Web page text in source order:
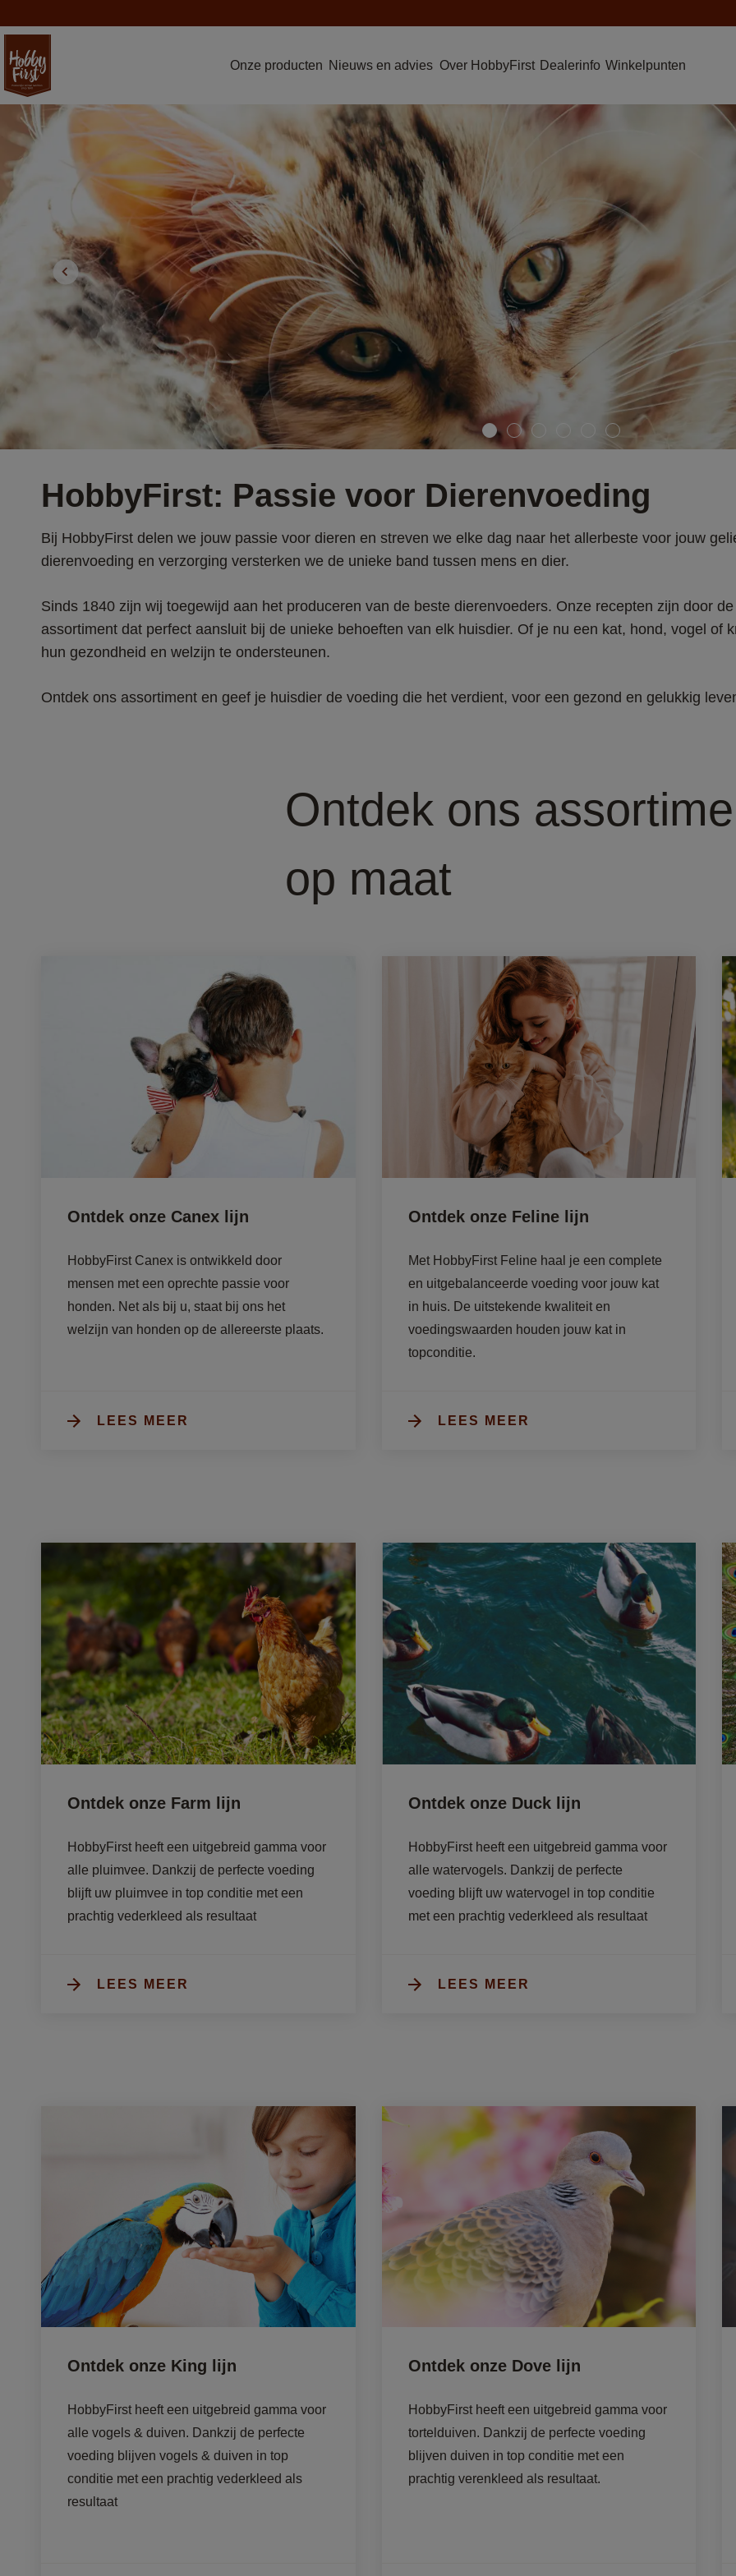
Onze producten Nieuws en advies Over HobbyFirst Dealerinfo Winkelpunten
HobbyFirst: Passie voor Dierenvoeding
Bij HobbyFirst delen we jouw passie voor dieren en streven we elke dag naar het allerbeste voor jouw
dierenvoeding en verzorging versterken we de unieke band tussen mens en dier.
Sinds 1840 zijn wij toegewijd aan het produceren van de beste dierenvoeders. Onze recepten zijn door
assortiment dat perfect aansluit bij de unieke behoeften van elk huisdier. Of je nu een kat, hond, vogel
hun gezondheid en welzijn te ondersteunen.
Ontdek ons assortiment en geef je huisdier de voeding die het verdient, voor een gezond en gelukkig
Ontdek ons
op maat
Ontdek onze Canex lijn
HobbyFirst Canex is ontwikkeld door
mensen met een oprechte passie voor
honden. Net als bij u, staat bij ons het
welzijn van honden op de allereerste plaats.
LEES MEER
Ontdek onze Feline lijn
Met HobbyFirst Feline haal je een complete
en uitgebalanceerde voeding voor jouw kat
in huis. De uitstekende kwaliteit en
voedingswaarden houden jouw kat in
topconditie.
LEES MEER
Ontdek onze Farm lijn
HobbyFirst heeft een uitgebreid gamma voor
alle pluimvee. Dankzij de perfecte voeding
blijft uw pluimvee in top conditie met een
prachtig vederkleed als resultaat
LEES MEER
Ontdek onze Duck lijn
HobbyFirst heeft een uitgebreid gamma voor
alle watervogels. Dankzij de perfecte
voeding blijft uw watervogel in top conditie
met een prachtig vederkleed als resultaat
LEES MEER
Ontdek onze King lijn
HobbyFirst heeft een uitgebreid gamma voor
alle vogels & duiven. Dankzij de perfecte
voeding blijven vogels & duiven in top
conditie met een prachtig vederkleed als
resultaat
Ontdek onze Dove lijn
HobbyFirst heeft een uitgebreid gamma voor
tortelduiven. Dankzij de perfecte voeding
blijven duiven in top conditie met een
prachtig verenkleed als resultaat.